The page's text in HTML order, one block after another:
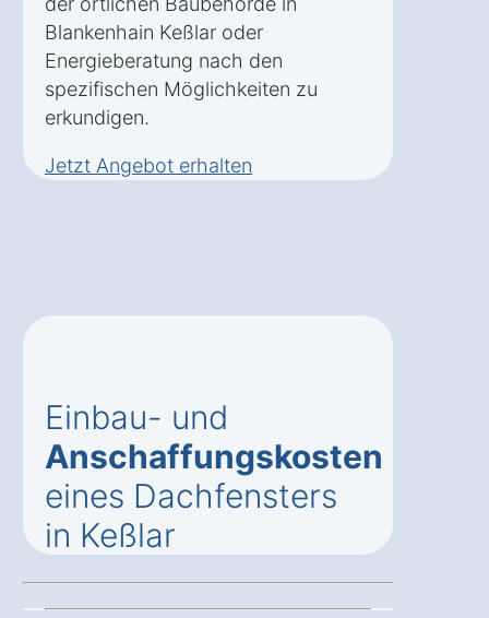
Blankenhain Keßlar oder
Energieberatung nach den
spezifischen Möglichkeiten zu
erkundigen.
Jetzt Angebot erhalten
Einbau- und
Anschaffungskosten
eines Dachfensters
in Keßlar